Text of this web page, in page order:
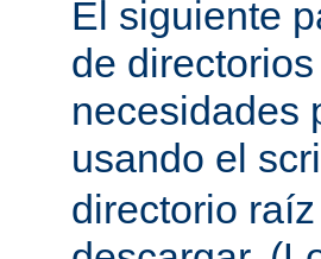
El siguiente
de
necesidades
usando el
directorio